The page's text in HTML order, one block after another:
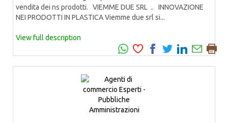
vendita dei ns prodotti. VIEMME DUE SRL .. INNOVAZIONE
NEI PRODOTTI IN PLASTICA Viemme due srl si...
View full description